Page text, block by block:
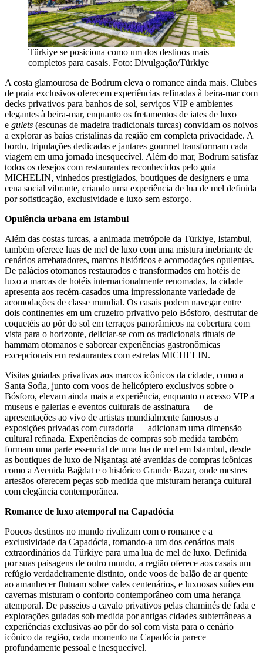
Türkiye se posiciona como um dos destinos mais
completos para casais. Foto: Divulgação/Türkiye
A costa glamourosa de Bodrum eleva o romance ainda mais. Clubes
de praia exclusivos oferecem experiências refinadas à beira-mar com
decks privativos para banhos de sol, serviços VIP e ambientes
elegantes à beira-mar, enquanto os fretamentos de iates de luxo
e gulets (escunas de madeira tradicionais turcas) convidam os noivos
a explorar as baías cristalinas da região em completa privacidade. A
bordo, tripulações dedicadas e jantares gourmet transformam cada
viagem em uma jornada inesquecível. Além do mar, Bodrum satisfaz
todos os desejos com restaurantes reconhecidos pelo guia
MICHELIN, vinhedos prestigiados, boutiques de designers e uma
cena social vibrante, criando uma experiência de lua de mel definida
por sofisticação, exclusividade e luxo sem esforço.
Opulência urbana em Istambul
Além das costas turcas, a animada metrópole da Türkiye, Istambul,
também oferece luas de mel de luxo com uma mistura inebriante de
cenários arrebatadores, marcos históricos e acomodações opulentas.
De palácios otomanos restaurados e transformados em hotéis de
luxo a marcas de hotéis internacionalmente renomadas, la cidade
apresenta aos recém-casados uma impressionante variedade de
acomodações de classe mundial. Os casais podem navegar entre
dois continentes em um cruzeiro privativo pelo Bósforo, desfrutar de
coquetéis ao pôr do sol em terraços panorâmicos na cobertura com
vista para o horizonte, deliciar-se com os tradicionais rituais de
hammam otomanos e saborear experiências gastronômicas
excepcionais em restaurantes com estrelas MICHELIN.
Visitas guiadas privativas aos marcos icônicos da cidade, como a
Santa Sofia, junto com voos de helicóptero exclusivos sobre o
Bósforo, elevam ainda mais a experiência, enquanto o acesso VIP a
museus e galerias e eventos culturais de assinatura — de
apresentações ao vivo de artistas mundialmente famosos a
exposições privadas com curadoria — adicionam uma dimensão
cultural refinada. Experiências de compras sob medida também
formam uma parte essencial de uma lua de mel em Istambul, desde
as boutiques de luxo de Nişantaşı até avenidas de compras icônicas
como a Avenida Bağdat e o histórico Grande Bazar, onde mestres
artesãos oferecem peças sob medida que misturam herança cultural
com elegância contemporânea.
Romance de luxo atemporal na Capadócia
Poucos destinos no mundo rivalizam com o romance e a
exclusividade da Capadócia, tornando-a um dos cenários mais
extraordinários da Türkiye para uma lua de mel de luxo. Definida
por suas paisagens de outro mundo, a região oferece aos casais um
refúgio verdadeiramente distinto, onde voos de balão de ar quente
ao amanhecer flutuam sobre vales centenários, e luxuosas suítes em
cavernas misturam o conforto contemporâneo com uma herança
atemporal. De passeios a cavalo privativos pelas chaminés de fada e
explorações guiadas sob medida por antigas cidades subterrâneas a
experiências exclusivas ao pôr do sol com vista para o cenário
icônico da região, cada momento na Capadócia parece
profundamente pessoal e inesquecível.